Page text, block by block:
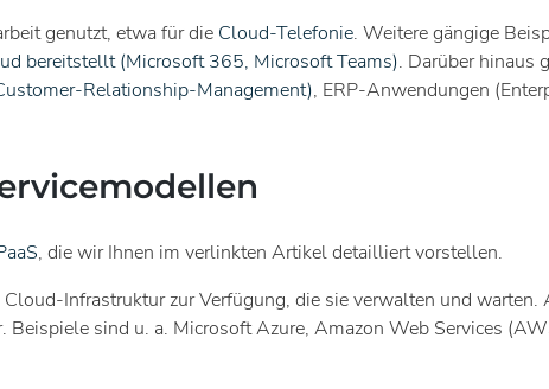
genutzt, etwa für die Cloud-Telefonie. Weitere gängige
bereitstellt (Microsoft 365, Microsoft Teams). Darüber hinaus
Relationship-Management), ERP-Anwendungen
, die wir Ihnen im verlinkten Artikel detailliert vorstellen.
Infrastruktur zur Verfügung, die sie verwalten und
sind u. a. Microsoft Azure, Amazon Web Services